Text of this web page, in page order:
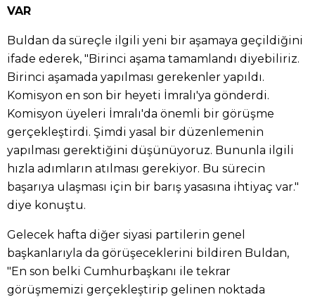
VAR
Buldan da süreçle ilgili yeni bir aşamaya geçildiğini
ifade ederek, "Birinci aşama tamamlandı diyebiliriz.
Birinci aşamada yapılması gerekenler yapıldı.
Komisyon en son bir heyeti İmralı'ya gönderdi.
Komisyon üyeleri İmralı'da önemli bir görüşme
gerçekleştirdi. Şimdi yasal bir düzenlemenin
yapılması gerektiğini düşünüyoruz. Bununla ilgili
hızla adımların atılması gerekiyor. Bu sürecin
başarıya ulaşması için bir barış yasasına ihtiyaç var."
diye konuştu.
Gelecek hafta diğer siyasi partilerin genel
başkanlarıyla da görüşeceklerini bildiren Buldan,
"En son belki Cumhurbaşkanı ile tekrar
görüşmemizi gerçekleştirip gelinen noktada